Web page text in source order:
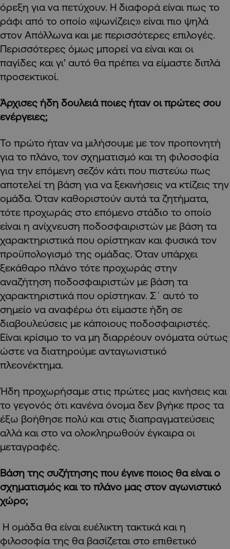
όρεξη για να πετύχουν. Η διαφορά είναι πως το
ράφι από το οποίο «ψωνίζεις» είναι πιο ψηλά
στον Απόλλωνα και με περισσότερες επιλογές.
Περισσότερες όμως μπορεί να είναι και οι
παγίδες και γι’ αυτό θα πρέπει να είμαστε διπλά
προσεκτικοί.
Άρχισες ήδη δουλειά ποιες ήταν οι πρώτες σου
ενέργειες;
Το πρώτο ήταν να μιλήσουμε με τον προπονητή
για το πλάνο, τον σχηματισμό και τη φιλοσοφία
για την επόμενη σεζόν κάτι που πιστεύω πως
αποτελεί τη βάση για να ξεκινήσεις να κτίζεις την
ομάδα. Όταν καθοριστούν αυτά τα ζητήματα,
τότε προχωράς στο επόμενο στάδιο το οποίο
είναι η ανίχνευση ποδοσφαιριστών με βάση τα
χαρακτηριστικά που ορίστηκαν και φυσικά τον
προϋπολογισμό της ομάδας. Όταν υπάρχει
ξεκάθαρο πλάνο τότε προχωράς στην
αναζήτηση ποδοσφαιριστών με βάση τα
χαρακτηριστικά που ορίστηκαν. Σ΄ αυτό το
σημείο να αναφέρω ότι είμαστε ήδη σε
διαβουλεύσεις με κάποιους ποδοσφαιριστές.
Είναι κρίσιμο το να μη διαρρέουν ονόματα ούτως
ώστε να διατηρούμε ανταγωνιστικό
πλεονέκτημα.
Ήδη προχωρήσαμε στις πρώτες μας κινήσεις και
το γεγονός ότι κανένα όνομα δεν βγήκε προς τα
έξω βοήθησε πολύ και στις διαπραγματεύσεις
αλλά και στο να ολοκληρωθούν έγκαιρα οι
μεταγραφές.
Βάση της συζήτησης που έγινε ποιος θα είναι ο
σχηματισμός και το πλάνο μας στον αγωνιστικό
χώρο;
Η ομάδα θα είναι ευέλικτη τακτικά και η
φιλοσοφία της θα βασίζεται στο επιθετικό